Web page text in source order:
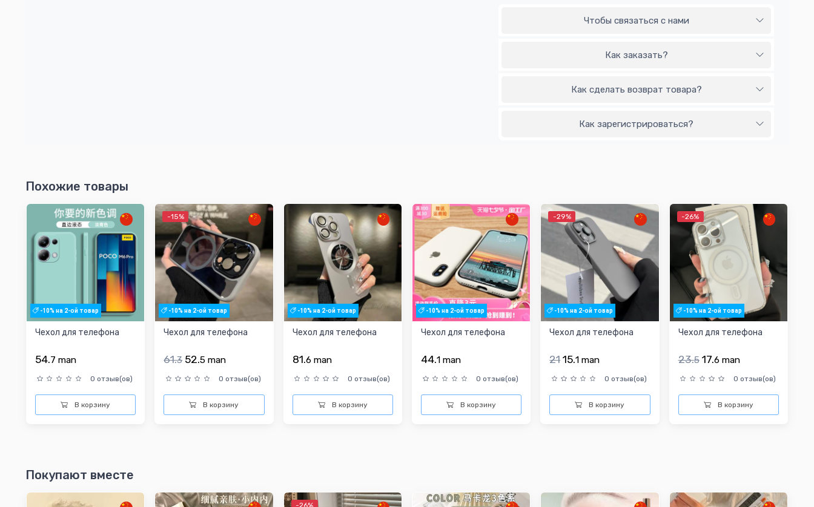
Чтобы связаться с нами
Как заказать?
Как сделать возврат товара?
Как зарегистрироваться?
Похожие товары
-10% на 2-ой товар
Чехол для телефона
54.7 man
0 отзыв(ов)
В корзину
-15%
-10% на 2-ой товар
Чехол для телефона
61.3 52.5 man
0 отзыв(ов)
В корзину
-10% на 2-ой товар
Чехол для телефона
81.6 man
0 отзыв(ов)
В корзину
-10% на 2-ой товар
Чехол для телефона
44.1 man
0 отзыв(ов)
В корзину
-29%
-10% на 2-ой товар
Чехол для телефона
21 15.1 man
0 отзыв(ов)
В корзину
-26%
-10% на 2-ой товар
Чехол для телефона
23.5 17.6 man
0 отзыв(ов)
В корзину
Покупают вместе
-26%